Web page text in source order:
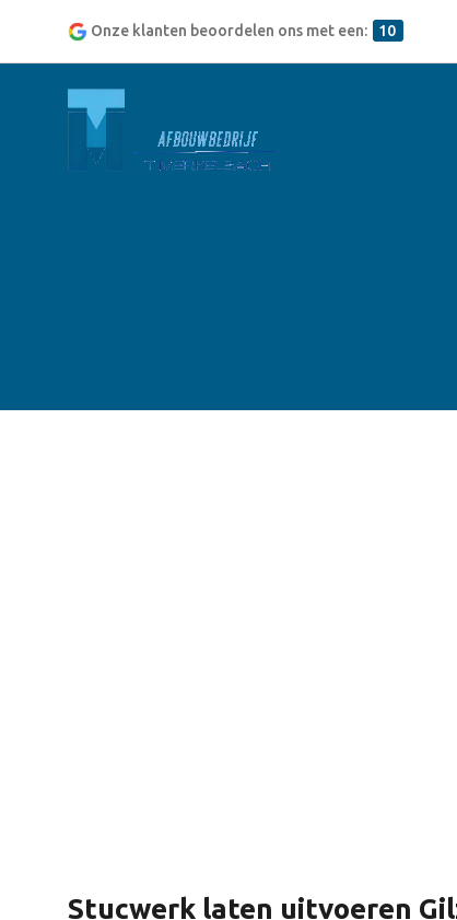
Onze klanten beoordelen ons met een: 10
Stucwerk laten uitvoeren